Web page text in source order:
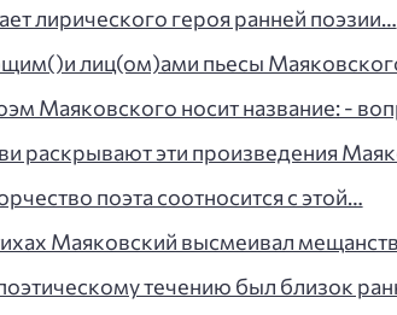
лирического героя ранней поэзии…
лиц(ом)ами пьесы
Маяковского носит название: -
раскрывают эти произведения
поэта соотносится с этой…
Маяковский высмеивал
течению был близок